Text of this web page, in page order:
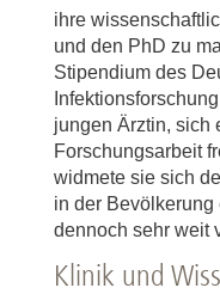
ihre
und den PhD zu
Stipendium des
jungen Ärztin, sich
Forschungsarbeit
widmete sie sich
in der
dennoch sehr weit
Klinik und